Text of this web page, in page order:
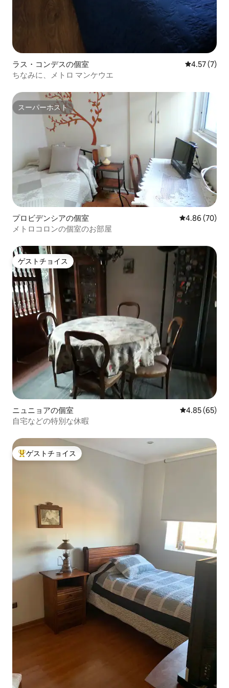
ラス・コンデスの個室 レビュー7
4.57 (7)
ちなみに、メトロ マンケウエ
スーパーホスト
スーパーホスト
プロビデンシアの個室 レビュー70
4.86 (70)
メトロコロンの個室のお部屋
ゲストチョイス
ゲストチョイス
ニュニョアの個室 レビュー65
4.85 (65)
自宅などの特別な休暇
大好評のゲストチョイスです。
ゲストチョイス